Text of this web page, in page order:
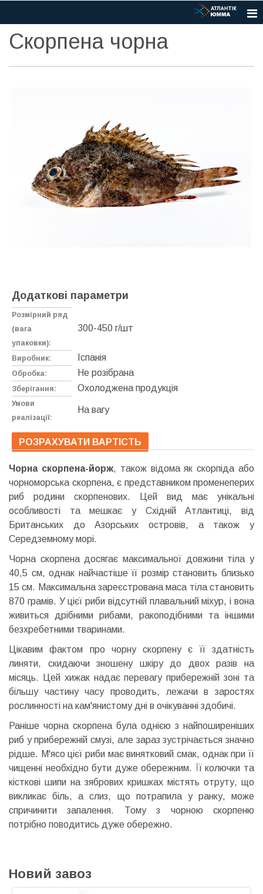
Скорпена чорна
Додаткові параметри
Розмірний ряд
(вага
упаковки):
300-450 г/шт
Виробник: Іспанія
Обробка: Не розібрана
Зберігання: Охолоджена продукція
Умови
реалізації:
На вагу
РОЗРАХУВАТИ ВАРТІСТЬ
Чорна скорпена-йорж, також відома як скорпіда або
чорноморська скорпена, є представником променеперих
риб родини скорпенових. Цей вид має унікальні
особливості та мешкає у Східній Атлантиці, від
Британських до Азорських островів, а також у
Середземному морі.
Чорна скорпена досягає максимальної довжини тіла у
40,5 см, однак найчастіше її розмір становить близько
15 см. Максимальна зареєстрована маса тіла становить
870 грамів. У цієї риби відсутній плавальний міхур, і вона
живиться дрібними рибами, ракоподібними та іншими
безхребетними тваринами.
Цікавим фактом про чорну скорпену є її здатність
линяти, скидаючи зношену шкіру до двох разів на
місяць. Цей хижак надає перевагу прибережній зоні та
більшу частину часу проводить, лежачи в заростях
рослинності на кам'янистому дні в очікуванні здобичі.
Раніше чорна скорпена була однією з найпоширеніших
риб у прибережній смузі, але зараз зустрічається значно
рідше. М'ясо цієї риби має винятковий смак, однак при її
чищенні необхідно бути дуже обережним. Її колючки та
кісткові шипи на зябрових кришках містять отруту, що
викликає біль, а слиз, що потрапила у ранку, може
спричинити запалення. Тому з чорною скорпеню
потрібно поводитись дуже обережно.
Новий завоз